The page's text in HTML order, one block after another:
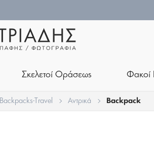
Σκελετοί Οράσεως Φακοί
Backpacks-Travel Αντρικά Backpack